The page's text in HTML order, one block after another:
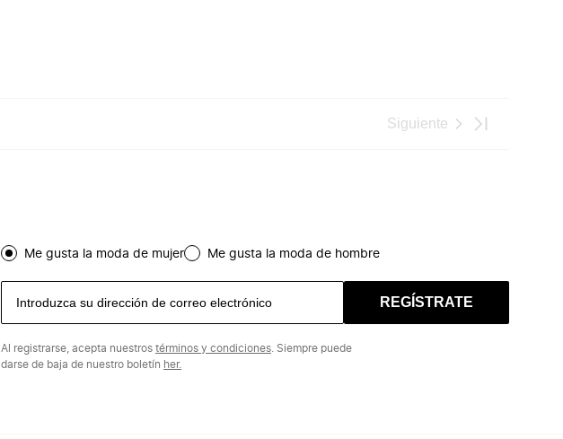
Siguiente
Me gusta la moda de mujer Me gusta la moda de hombre
REGÍSTRATE
Al registrarse, acepta nuestros términos y condiciones . Siempre puede
darse de baja de nuestro boletín her.